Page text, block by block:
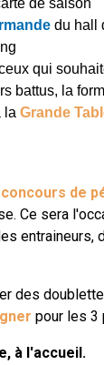
de saison
du hall
qui
battus, la
la Grande
concours de
Ce sera
entraineurs,
des
pour les 3
à l'accueil.